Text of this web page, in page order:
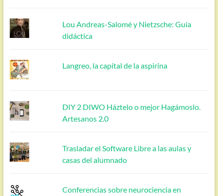
Lou Andreas-Salomé y Nietzsche: Guía
didáctica
Langreo, la capital de la aspirina
DIY 2 DIWO Háztelo o mejor Hagámoslo.
Artesanos 2.0
Trasladar el Software Libre a las aulas y
casas del alumnado
Conferencias sobre neurociencia en